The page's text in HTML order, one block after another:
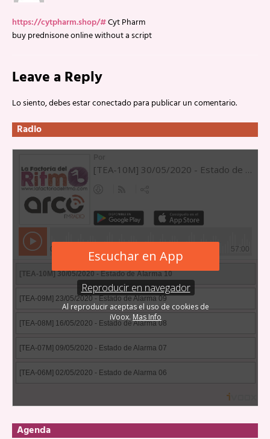
https://cytpharm.shop/#Cyt Pharm
buy prednisone online without a script
Leave a Reply
Lo siento, debes estarconectadopara publicar un comentario.
Radio
Agenda